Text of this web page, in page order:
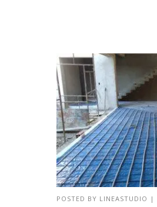
POSTED BY LINEASTUDIO |